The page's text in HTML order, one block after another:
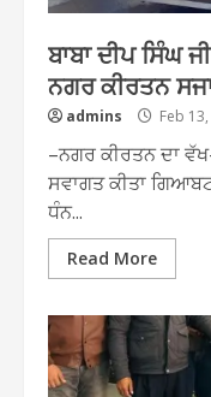
ਬਾਬਾ ਦੀਪ ਸਿੰਘ
ਨਗਰ ਕੀਰਤਨ
admins Feb
–ਨਗਰ ਕੀਰਤਨ ਦਾ
ਸਵਾਗਤ ਕੀਤਾ
ਧੰਨ...
Read More